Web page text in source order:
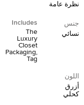
نظرة عامة
جنس
نسائي
Includes
The
Luxury
Closet
Packaging,
Tag
اللون
أزرق
كحلي